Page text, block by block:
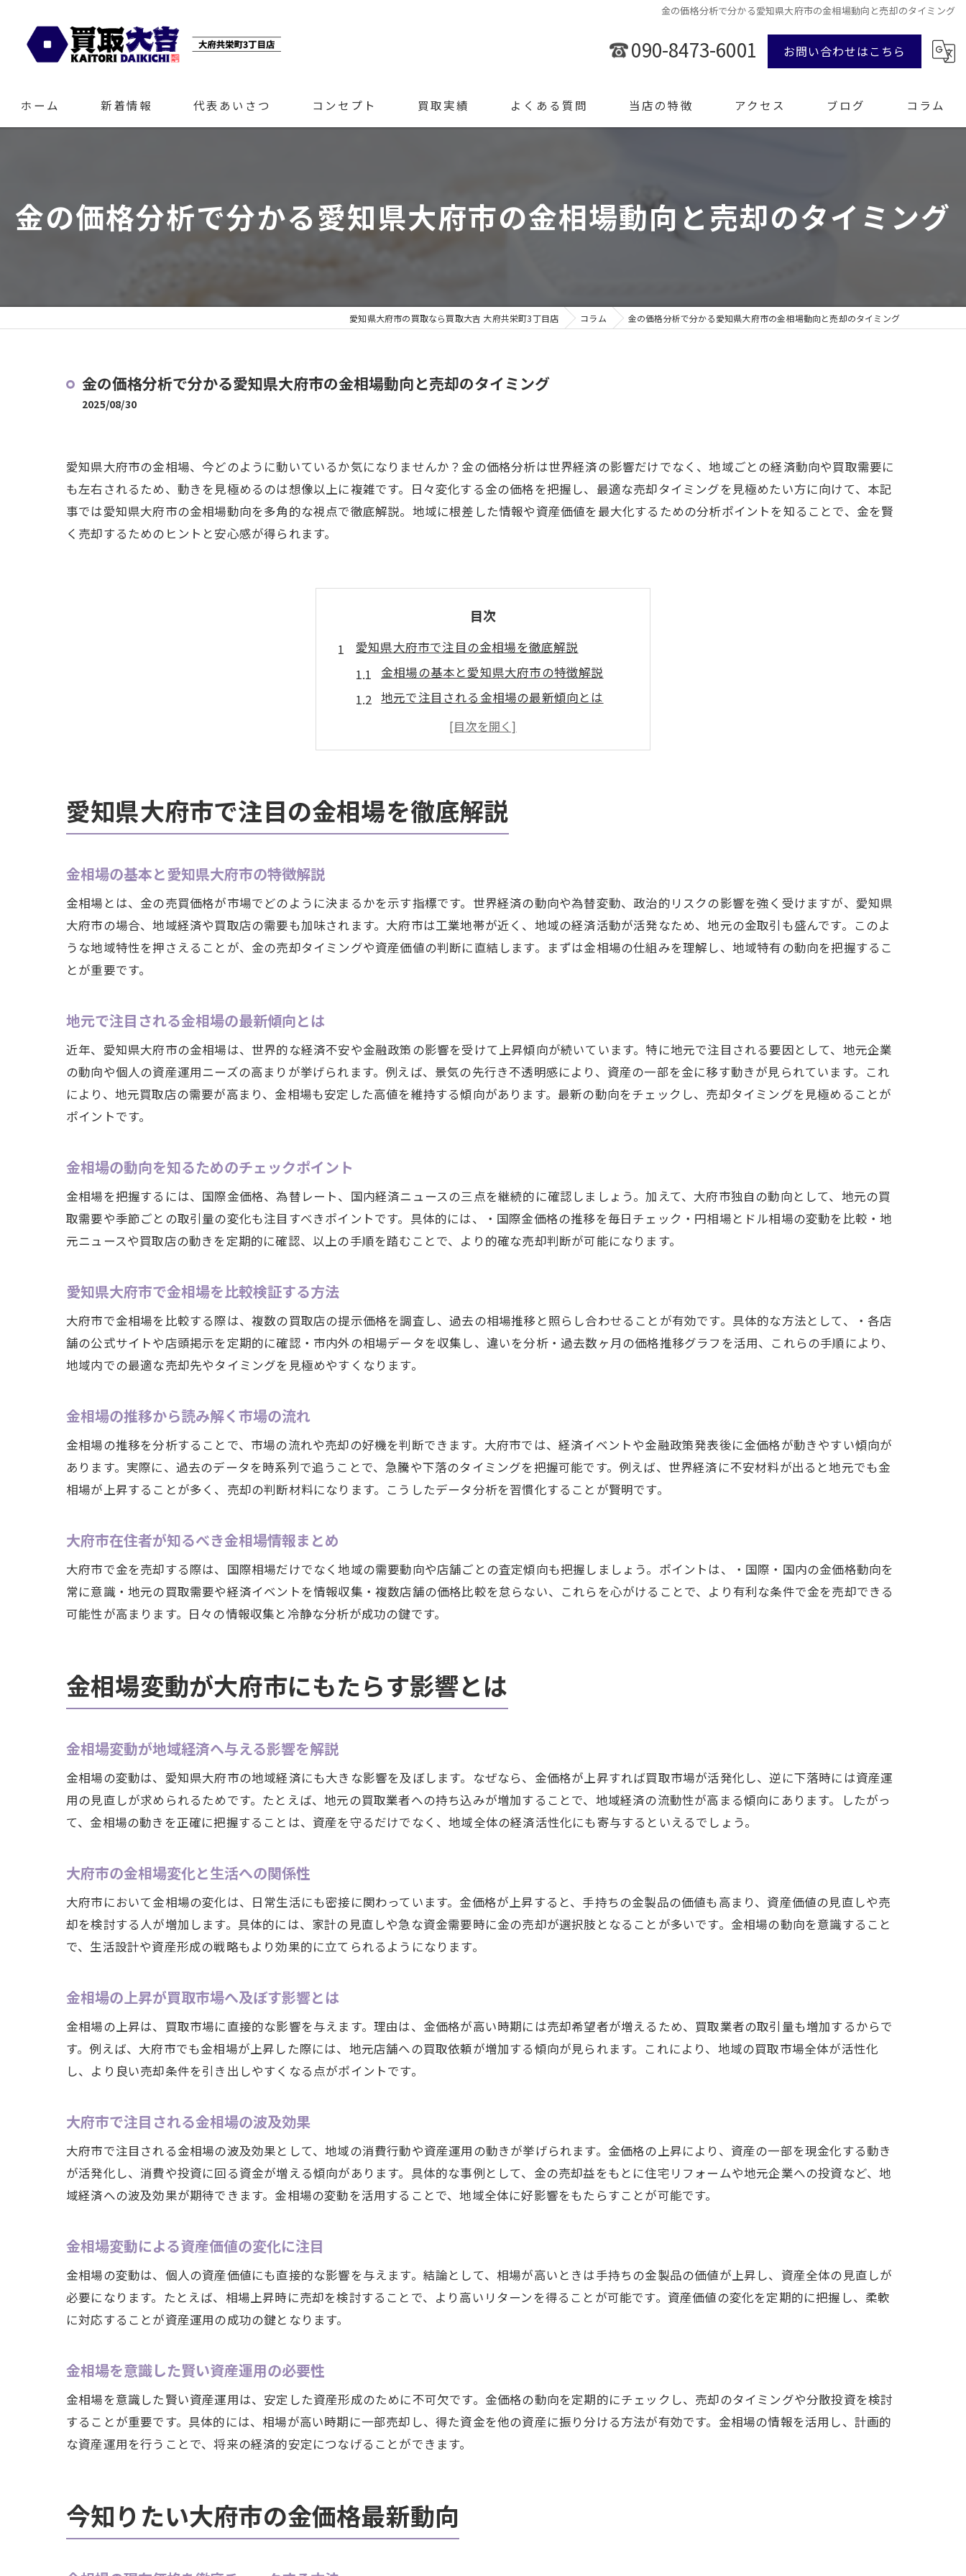
金の価格分析で分かる愛知県大府市の金相場動向と売却のタイミング
090-8473-6001 お問い合わせはこちら
ホーム 新着情報 代表あいさつ コンセプト 買取実績 よくある質問 当店の特徴
腕時計
アクセス ブログ コラム
金の価格分析で分かる愛知県大府市の金相場動向と売却のタイミング
愛知県大府市の買取なら買取大吉 大府共栄町3丁目店 コラム 金の価格分析で分かる愛知県大府市の金相場動向と売却のタイミング
金の価格分析で分かる愛知県大府市の金相場動向と売却のタイミング
2025/08/30
愛知県大府市の金相場、今どのように動いているか気になりませんか？金の価格分析は世界経済の影響だけでなく、地域ごとの経済動向や買取需要に
も左右されるため、動きを見極めるのは想像以上に複雑です。日々変化する金の価格を把握し、最適な売却タイミングを見極めたい方に向けて、本記
事では愛知県大府市の金相場動向を多角的な視点で徹底解説。地域に根差した情報や資産価値を最大化するための分析ポイントを知ることで、金を賢
く売却するためのヒントと安心感が得られます。
目次
愛知県大府市で注目の金相場を徹底解説
金相場の基本と愛知県大府市の特徴解説
地元で注目される金相場の最新傾向とは
金相場の動向を知るためのチェックポイント
愛知県大府市で金相場を比較検証する方法
大府市在住者が知るべき金相場情報まとめ
金相場変動が大府市にもたらす影響とは
金相場の上昇が買取市場へ及ぼす影響とは
大府市で注目される金相場の波及効果
金相場変動による資産価値の変化に注目
愛知県大府市の金価格動向を詳しく解説
金相場の最新トレンドとその背景を読む
市場ニーズが反映される金相場の特徴
金相場分析で見極める売却の最適時期
大府市で有利に売却するためのポイント
価格変動から読むベストな売却タイミング
迷わない売却判断に役立つ金相場分析術
地域経済が金相場に与える要因を探る
地域経済と金相場の関係性を徹底解析
地元経済ニュースが金相場へ与える要素
金相場動向を左右する経済指標の見方
愛知県大府市の金相場から学ぶ運用法
金相場の変動を生かす投資判断のコツ
失敗しないための金相場読み方ガイド
将来を見据えた金の価格動向予測術
金相場の推移データを使った予測方法
今後の金相場変動に備えるための準備
プロが注目する金相場予測のポイント
金相場を活かした安心の売却ステップ
失敗しない金の売却先選びと注意点
金相場を参考にしたお得な売却タイミング
愛知県大府市で納得の金売却を実現する方法
愛知県大府市で注目の金相場を徹底解説
金相場の基本と愛知県大府市の特徴解説
金相場とは、金の売買価格が市場でどのように決まるかを示す指標です。世界経済の動向や為替変動、政治的リスクの影響を強く受けますが、愛知県
大府市の場合、地域経済や買取店の需要も加味されます。大府市は工業地帯が近く、地域の経済活動が活発なため、地元の金取引も盛んです。このよ
うな地域特性を押さえることが、金の売却タイミングや資産価値の判断に直結します。まずは金相場の仕組みを理解し、地域特有の動向を把握するこ
とが重要です。
地元で注目される金相場の最新傾向とは
近年、愛知県大府市の金相場は、世界的な経済不安や金融政策の影響を受けて上昇傾向が続いています。特に地元で注目される要因として、地元企業
の動向や個人の資産運用ニーズの高まりが挙げられます。例えば、景気の先行き不透明感により、資産の一部を金に移す動きが見られています。これ
により、地元買取店の需要が高まり、金相場も安定した高値を維持する傾向があります。最新の動向をチェックし、売却タイミングを見極めることが
ポイントです。
金相場の動向を知るためのチェックポイント
金相場を把握するには、国際金価格、為替レート、国内経済ニュースの三点を継続的に確認しましょう。加えて、大府市独自の動向として、地元の買
取需要や季節ごとの取引量の変化も注目すべきポイントです。具体的には、・国際金価格の推移を毎日チェック・円相場とドル相場の変動を比較・地
元ニュースや買取店の動きを定期的に確認、以上の手順を踏むことで、より的確な売却判断が可能になります。
愛知県大府市で金相場を比較検証する方法
大府市で金相場を比較する際は、複数の買取店の提示価格を調査し、過去の相場推移と照らし合わせることが有効です。具体的な方法として、・各店
舗の公式サイトや店頭掲示を定期的に確認・市内外の相場データを収集し、違いを分析・過去数ヶ月の価格推移グラフを活用、これらの手順により、
地域内での最適な売却先やタイミングを見極めやすくなります。
金相場の推移から読み解く市場の流れ
金相場の推移を分析することで、市場の流れや売却の好機を判断できます。大府市では、経済イベントや金融政策発表後に金価格が動きやすい傾向が
あります。実際に、過去のデータを時系列で追うことで、急騰や下落のタイミングを把握可能です。例えば、世界経済に不安材料が出ると地元でも金
相場が上昇することが多く、売却の判断材料になります。こうしたデータ分析を習慣化することが賢明です。
大府市在住者が知るべき金相場情報まとめ
大府市で金を売却する際は、国際相場だけでなく地域の需要動向や店舗ごとの査定傾向も把握しましょう。ポイントは、・国際・国内の金価格動向を
常に意識・地元の買取需要や経済イベントを情報収集・複数店舗の価格比較を怠らない、これらを心がけることで、より有利な条件で金を売却できる
可能性が高まります。日々の情報収集と冷静な分析が成功の鍵です。
金相場変動が大府市にもたらす影響とは
金相場変動が地域経済へ与える影響を解説
金相場の変動は、愛知県大府市の地域経済にも大きな影響を及ぼします。なぜなら、金価格が上昇すれば買取市場が活発化し、逆に下落時には資産運
用の見直しが求められるためです。たとえば、地元の買取業者への持ち込みが増加することで、地域経済の流動性が高まる傾向にあります。したがっ
て、金相場の動きを正確に把握することは、資産を守るだけでなく、地域全体の経済活性化にも寄与するといえるでしょう。
大府市の金相場変化と生活への関係性
大府市において金相場の変化は、日常生活にも密接に関わっています。金価格が上昇すると、手持ちの金製品の価値も高まり、資産価値の見直しや売
却を検討する人が増加します。具体的には、家計の見直しや急な資金需要時に金の売却が選択肢となることが多いです。金相場の動向を意識すること
で、生活設計や資産形成の戦略もより効果的に立てられるようになります。
金相場の上昇が買取市場へ及ぼす影響とは
金相場の上昇は、買取市場に直接的な影響を与えます。理由は、金価格が高い時期には売却希望者が増えるため、買取業者の取引量も増加するからで
す。例えば、大府市でも金相場が上昇した際には、地元店舗への買取依頼が増加する傾向が見られます。これにより、地域の買取市場全体が活性化
し、より良い売却条件を引き出しやすくなる点がポイントです。
大府市で注目される金相場の波及効果
大府市で注目される金相場の波及効果として、地域の消費行動や資産運用の動きが挙げられます。金価格の上昇により、資産の一部を現金化する動き
が活発化し、消費や投資に回る資金が増える傾向があります。具体的な事例として、金の売却益をもとに住宅リフォームや地元企業への投資など、地
域経済への波及効果が期待できます。金相場の変動を活用することで、地域全体に好影響をもたらすことが可能です。
金相場変動による資産価値の変化に注目
金相場の変動は、個人の資産価値にも直接的な影響を与えます。結論として、相場が高いときは手持ちの金製品の価値が上昇し、資産全体の見直しが
必要になります。たとえば、相場上昇時に売却を検討することで、より高いリターンを得ることが可能です。資産価値の変化を定期的に把握し、柔軟
に対応することが資産運用の成功の鍵となります。
金相場を意識した賢い資産運用の必要性
金相場を意識した賢い資産運用は、安定した資産形成のために不可欠です。金価格の動向を定期的にチェックし、売却のタイミングや分散投資を検討
することが重要です。具体的には、相場が高い時期に一部売却し、得た資金を他の資産に振り分ける方法が有効です。金相場の情報を活用し、計画的
な資産運用を行うことで、将来の経済的安定につなげることができます。
今知りたい大府市の金価格最新動向